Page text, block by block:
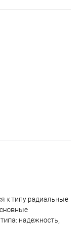
к типу радиальные
надежность,